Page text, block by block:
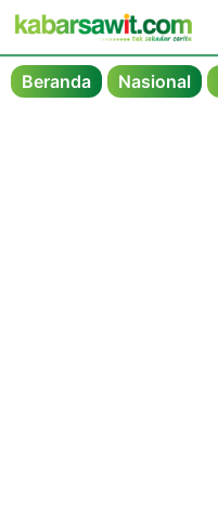
Beranda Nasional